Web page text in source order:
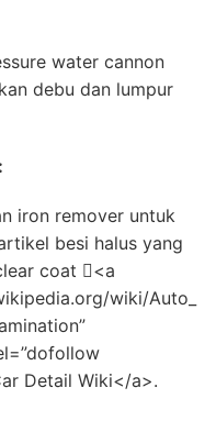
water cannon
debu dan lumpur
iron remover untuk
besi halus yang
coat <a
wiki/Auto_
Detail Wiki</a>.